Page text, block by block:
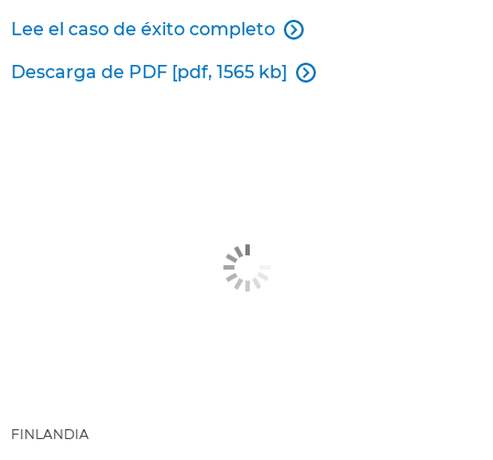
Lee el caso de éxito completo 
Descarga de PDF [pdf, 1565 kb] 
FINLANDIA